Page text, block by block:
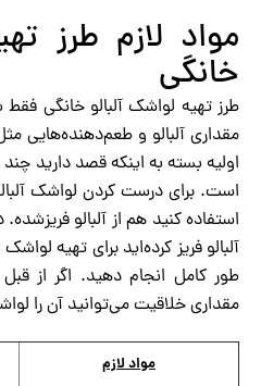
مواد لازم طرز
خانگی
طرز تهیه لواشک آلبالو خانگی فقط
مقداری آلبالو و طعم‌دهنده‌هایی
اولیه بسته به اینکه قصد دارید
است. برای درست کردن لواشک
استفاده کنید هم از آلبالو
آلبالو فریز کرده‌اید برای تهیه
طور کامل انجام دهید. اگر از قبل
مقداری خلاقیت می‌توانید آن را
مواد لازم